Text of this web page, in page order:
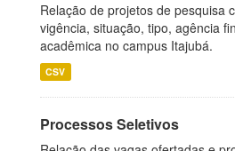
Relação de projetos de pesquisa
vigência, situação, tipo, agência
acadêmica no campus Itajubá.
CSV
Processos Seletivos